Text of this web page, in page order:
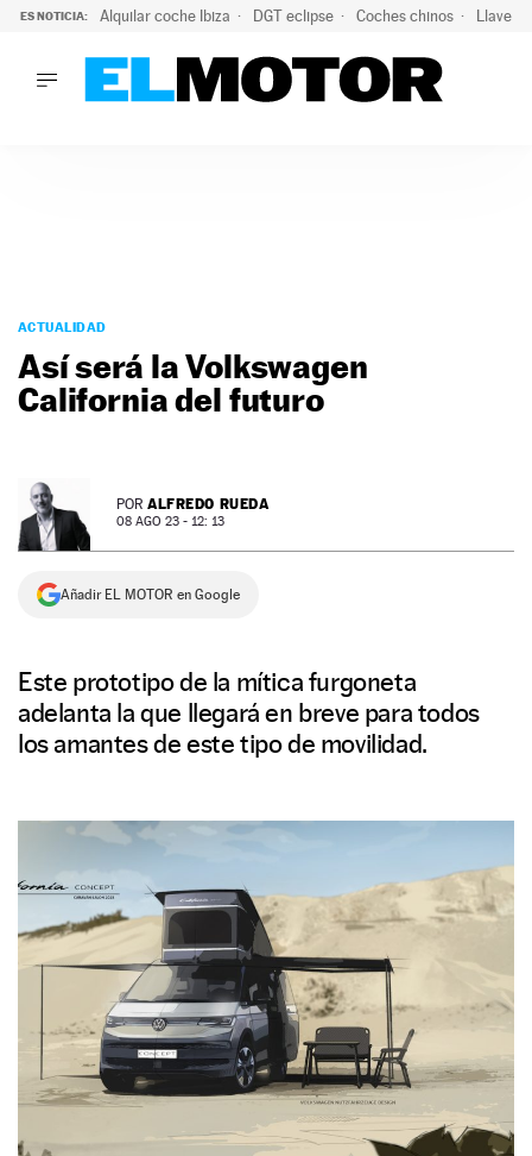
ES NOTICIA: Alquilar coche Ibiza DGT eclipse Coches chinos Llaves
PODCAST
MOTOS
TECNOLOGÍA
PREMIOS
SERVICIOS
ACTUALIDAD
Así será la Volkswagen
California del futuro
POR ALFREDO RUEDA
08 AGO 23 - 12: 13
Añadir EL MOTOR en Google
Este prototipo de la mítica furgoneta
adelanta la que llegará en breve para todos
los amantes de este tipo de movilidad.